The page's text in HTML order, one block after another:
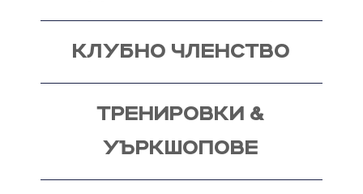
КЛУБНО ЧЛЕНСТВО
ТРЕНИРОВКИ &
УЪРКШОПОВЕ